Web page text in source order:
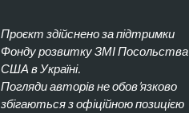
Проєкт здійснено за підтримки
Фонду розвитку ЗМІ Посольства
США в Україні.
Погляди авторів не обов’язково
збігаються з офіційною позицією